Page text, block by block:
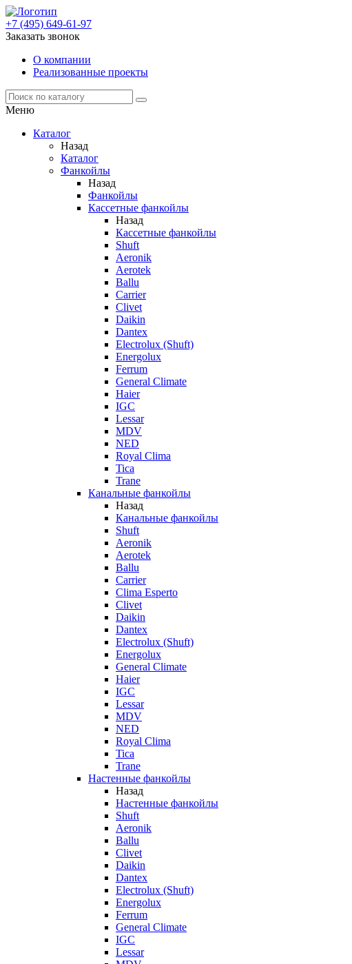
+7 (495) 649-61-97
Заказать звонок
О компании
Реализованные проекты
Меню
Каталог
Назад
Каталог
Фанкойлы
Назад
Фанкойлы
Кассетные фанкойлы
Назад
Кассетные фанкойлы
Shuft
Aeronik
Aerotek
Ballu
Carrier
Clivet
Daikin
Dantex
Electrolux (Shuft)
Energolux
Ferrum
General Climate
Haier
IGC
Lessar
MDV
NED
Royal Clima
Tica
Trane
Канальные фанкойлы
Назад
Канальные фанкойлы
Shuft
Aeronik
Aerotek
Ballu
Carrier
Clima Esperto
Clivet
Daikin
Dantex
Electrolux (Shuft)
Energolux
General Climate
Haier
IGC
Lessar
MDV
NED
Royal Clima
Tica
Trane
Настенные фанкойлы
Назад
Настенные фанкойлы
Shuft
Aeronik
Ballu
Clivet
Daikin
Dantex
Electrolux (Shuft)
Energolux
Ferrum
General Climate
IGC
Lessar